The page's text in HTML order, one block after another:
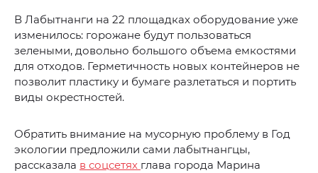
В Лабытнанги на 22 площадках оборудование уже
изменилось: горожане будут пользоваться
зелеными, довольно большого объема емкостями
для отходов. Герметичность новых контейнеров не
позволит пластику и бумаге разлетаться и портить
виды окрестностей.
Обратить внимание на мусорную проблему в Год
экологии предложили сами лабытнангцы,
рассказала в соцсетях глава города Марина